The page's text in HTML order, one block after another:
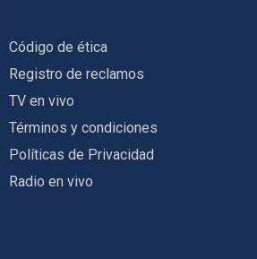
Código de ética
Registro de reclamos
TV en vivo
Términos y condiciones
Políticas de Privacidad
Radio en vivo